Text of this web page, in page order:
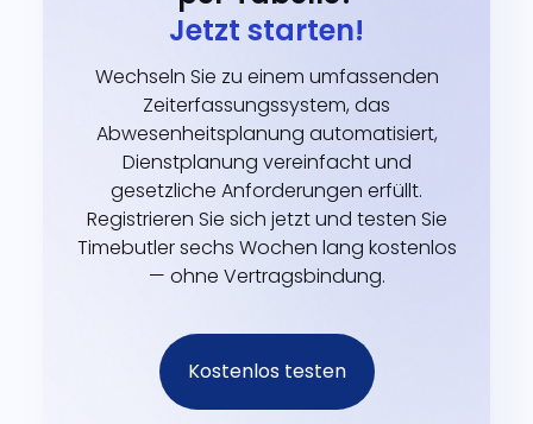
Jetzt starten!
Wechseln Sie zu einem umfassenden
Zeiterfassungssystem, das
Abwesenheitsplanung automatisiert,
Dienstplanung vereinfacht und
gesetzliche Anforderungen erfüllt.
Registrieren Sie sich jetzt und testen Sie
Timebutler sechs Wochen lang kostenlos
— ohne Vertragsbindung.
Kostenlos testen